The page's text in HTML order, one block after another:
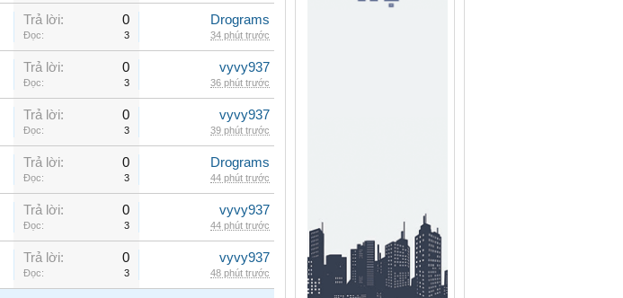
Trả lời: 0
Đọc: 3
Drograms
34 phút trước
Trả lời: 0
Đọc: 3
vyvy937
36 phút trước
Trả lời: 0
Đọc: 3
vyvy937
39 phút trước
Trả lời: 0
Đọc: 3
Drograms
44 phút trước
Trả lời: 0
Đọc: 3
vyvy937
44 phút trước
Trả lời: 0
Đọc: 3
vyvy937
48 phút trước